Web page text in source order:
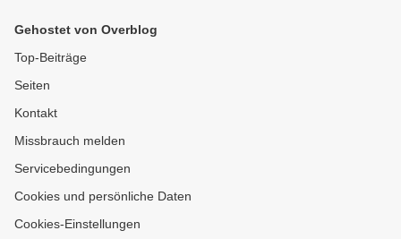
vom 23.2.2023
Gehostet von Overblog
Top-Beiträge
Seiten
Kontakt
Missbrauch melden
Servicebedingungen
Cookies und persönliche Daten
Cookies-Einstellungen